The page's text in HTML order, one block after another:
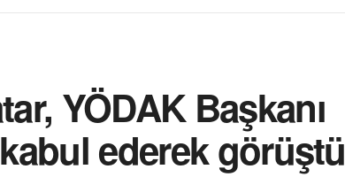
YÖDAK Başkanı
kabul ederek görüştü